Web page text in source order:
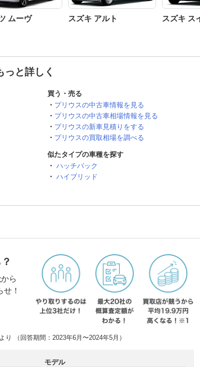
ムーヴ スズキ アルト スズキ ス
っと詳しく
買う・売る
プリウスの中古車情報を見る
プリウスの中古車相場情報を見る
プリウスの新車見積りをする
プリウスの買取相場を調べる
似たタイプの車種を探す
ハッチバック
ハイブリッド
から
！
（回答期間：2023年6月〜2024年5月）
モデル